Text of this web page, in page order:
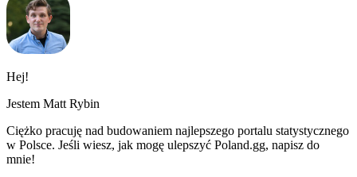
Hej!
Jestem Matt Rybin
Ciężko pracuję nad budowaniem najlepszego portalu statystycznego
w Polsce. Jeśli wiesz, jak mogę ulepszyć Poland.gg, napisz do
mnie!